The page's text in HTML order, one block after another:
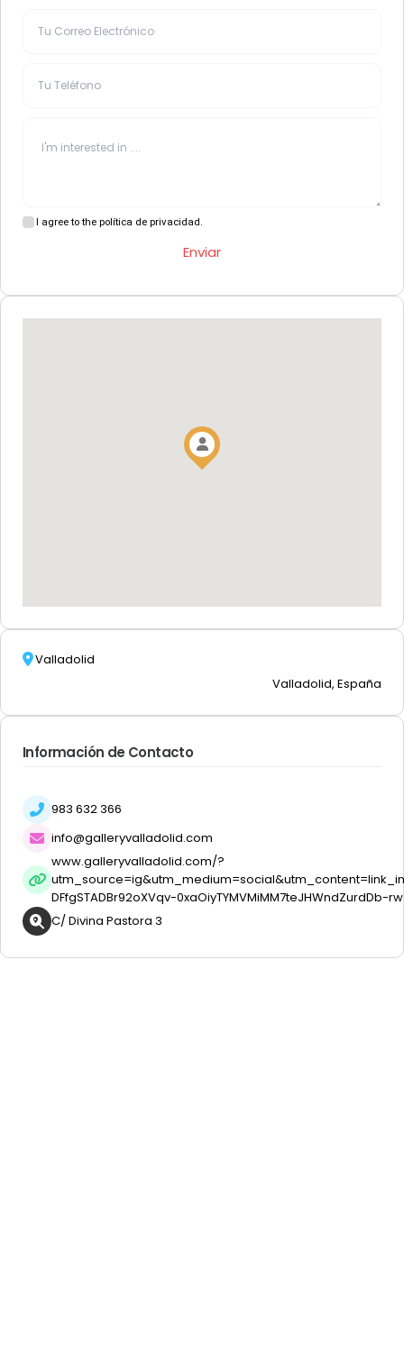
I agree to the política de privacidad.
Enviar
Valladolid
Valladolid, España
Información de Contacto
983 632 366
info@galleryvalladolid.com
www.galleryvalladolid.com/?
DFfgSTADBr92oXVqv-0xaOiyTYMVMiMM7teJHWndZurdDb-
C/ Divina Pastora 3